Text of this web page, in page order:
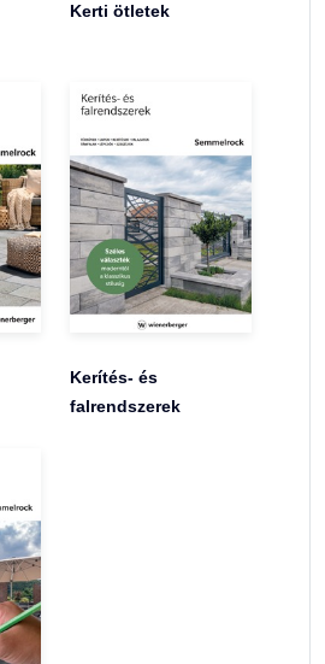
Kerti ötletek
Kerítés- és
falrendszerek